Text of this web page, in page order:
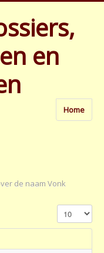
en
Home
de naam Vonk
Toon #